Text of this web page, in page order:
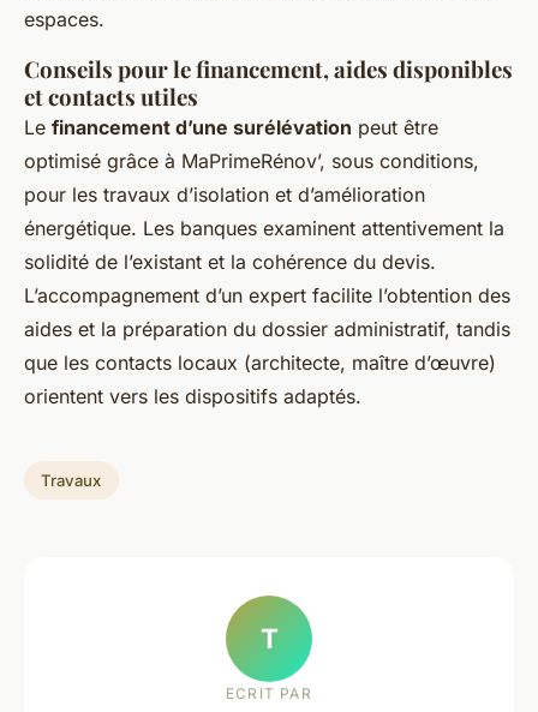
espaces.
Conseils pour le financement, aides disponibles
et contacts utiles
Le financement d’une surélévation peut être
optimisé grâce à MaPrimeRénov’, sous conditions,
pour les travaux d’isolation et d’amélioration
énergétique. Les banques examinent attentivement la
solidité de l’existant et la cohérence du devis.
L’accompagnement d’un expert facilite l’obtention des
aides et la préparation du dossier administratif, tandis
que les contacts locaux (architecte, maître d’œuvre)
orientent vers les dispositifs adaptés.
Travaux
T
ECRIT PAR